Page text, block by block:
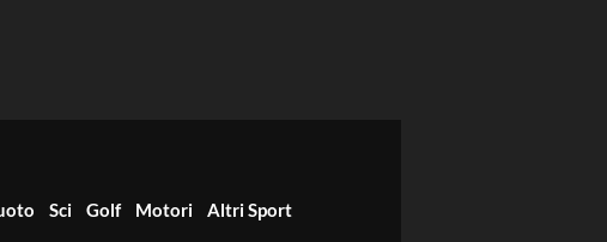
Sci Golf Motori Altri Sport